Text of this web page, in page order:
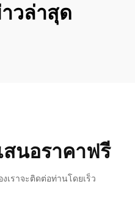
วล่าสุด
สนอราคาฟรี
เราจะติดต่อท่านโดยเร็ว